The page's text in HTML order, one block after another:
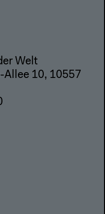
Welt
10, 10557